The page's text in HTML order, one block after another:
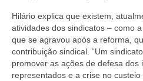
Hilário explica que existem,
atividades dos sindicatos – como
que se agravou após a reforma,
contribuição sindical. “Um
promover as ações de defesa dos
representados e a crise no